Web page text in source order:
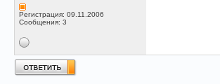
Регистрация: 09.11.2006
Сообщения: 3